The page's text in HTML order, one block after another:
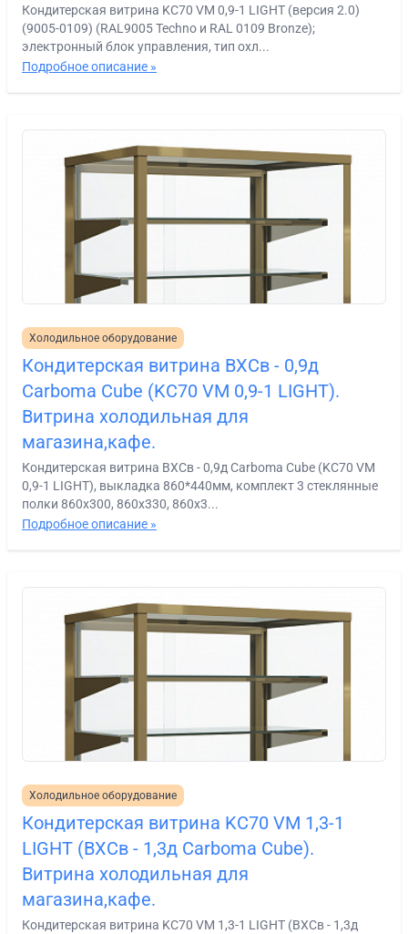
Кондитерская витрина KC70 VM 0,9-1 LIGHT (версия 2.0)
(9005-0109) (RAL9005 Techno и RAL 0109 Bronze);
электронный блок управления, тип охл...
Подробное описание »
Холодильное оборудование
Кондитерская витрина ВХСв - 0,9д
Carboma Сube (KC70 VM 0,9-1 LIGHT).
Витрина холодильная для
магазина,кафе.
Кондитерская витрина ВХСв - 0,9д Carboma Сube (KC70 VM
0,9-1 LIGHT), выкладка 860*440мм, комплект 3 стеклянные
полки 860х300, 860х330, 860х3...
Подробное описание »
Холодильное оборудование
Кондитерская витрина KC70 VM 1,3-1
LIGHT (ВХСв - 1,3д Carboma Cube).
Витрина холодильная для
магазина,кафе.
Кондитерская витрина KC70 VM 1,3-1 LIGHT (ВХСв - 1,3д